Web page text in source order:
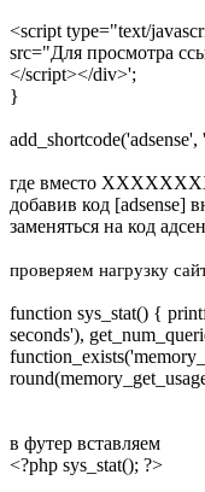
<script type="text/
src="Для просмотра
</script></div>';
}
add_shortcode('adsense',
где вместо
добавив код [adsense]
заменяться на код
проверяем нагрузку
function sys_stat() {
seconds'),
в футер вставляем
<?php sys_stat(); ?>